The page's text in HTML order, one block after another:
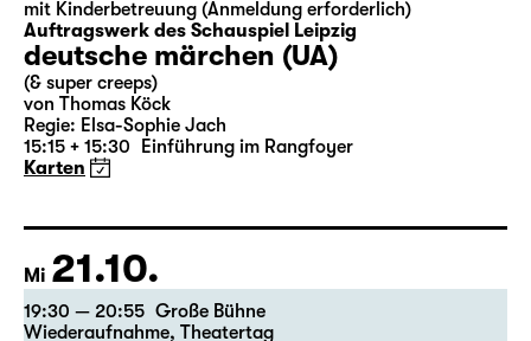
So 18.10.
16:00 — 17:45 Große Bühne
mit Kinderbetreuung (Anmeldung erforderlich)
Auftragswerk des Schauspiel Leipzig
deutsche märchen (UA)
(& super creeps)
Karten